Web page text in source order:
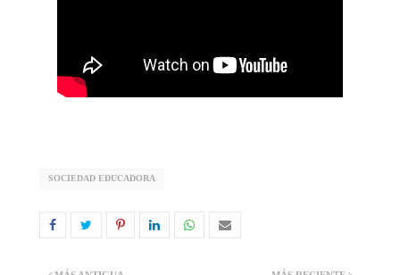
SOCIEDAD EDUCADORA